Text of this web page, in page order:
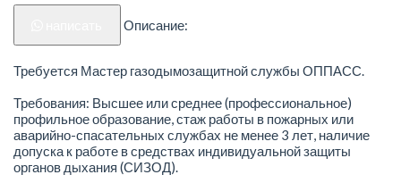
Описание:
Требуется Мастер газодымозащитной службы ОППАСС.
Требования: Высшее или среднее (профессиональное)
профильное образование, стаж работы в пожарных или
аварийно-спасательных службах не менее 3 лет, наличие
допуска к работе в средствах индивидуальной защиты
органов дыхания (СИЗОД).